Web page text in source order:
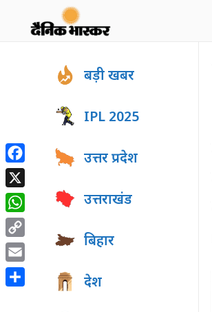
बड़ी खबर
IPL 2025
उत्तर प्रदेश
उत्तराखंड
बिहार
देश
Facebook
X
WhatsApp
Copy
Link
Email